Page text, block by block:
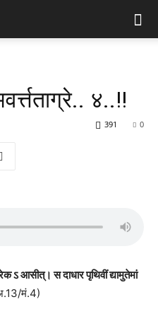
४..!!
0
391
ऽ आसीत्। स दाधार पृथिवीं द्यामुतेमां
मं.4)